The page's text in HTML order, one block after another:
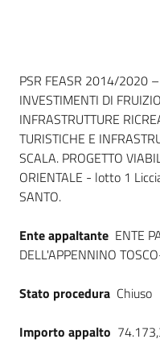
English
site
Seguici
Dati del bando
PSR FEASR 2014/2020
INVESTIMENTI DI
INFRASTRUTTURE
TURISTICHE E
SCALA. PROGETTO
ORIENTALE - lotto 1
SANTO.
Ente appaltante ENTE
DELL'APPENNINO
Stato procedura Chiuso
Importo appalto